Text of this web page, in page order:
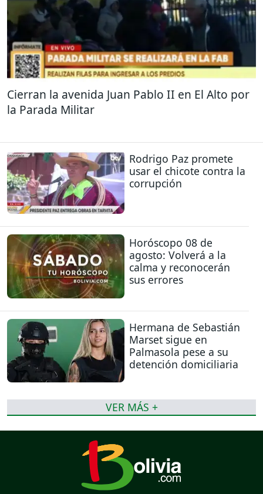
Cierran la avenida Juan Pablo II en El Alto por
la Parada Militar
Rodrigo Paz promete
usar el chicote contra la
corrupción
Horóscopo 08 de
agosto: Volverá a la
calma y reconocerán
sus errores
Hermana de Sebastián
Marset sigue en
Palmasola pese a su
detención domiciliaria
VER MÁS +